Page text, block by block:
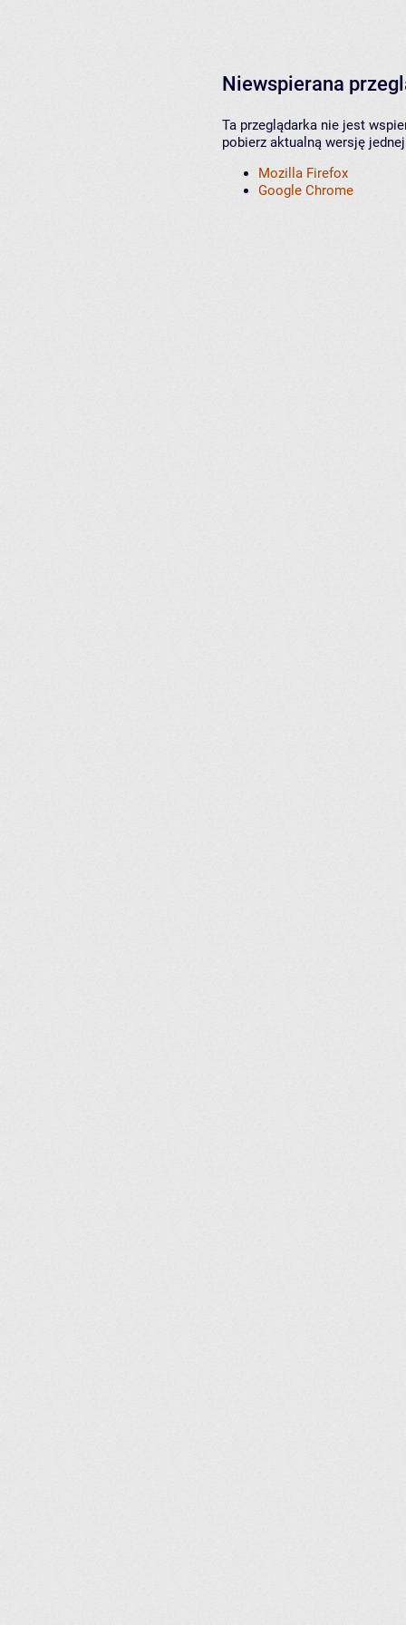
Niewspierana
Ta przeglądarka nie jest
pobierz aktualną wersję
Mozilla Firefox
Google Chrome